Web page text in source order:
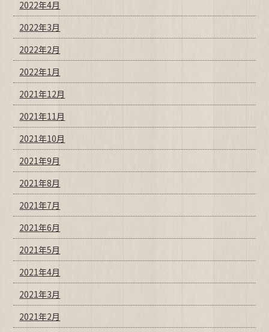
2022年4月
2022年3月
2022年2月
2022年1月
2021年12月
2021年11月
2021年10月
2021年9月
2021年8月
2021年7月
2021年6月
2021年5月
2021年4月
2021年3月
2021年2月